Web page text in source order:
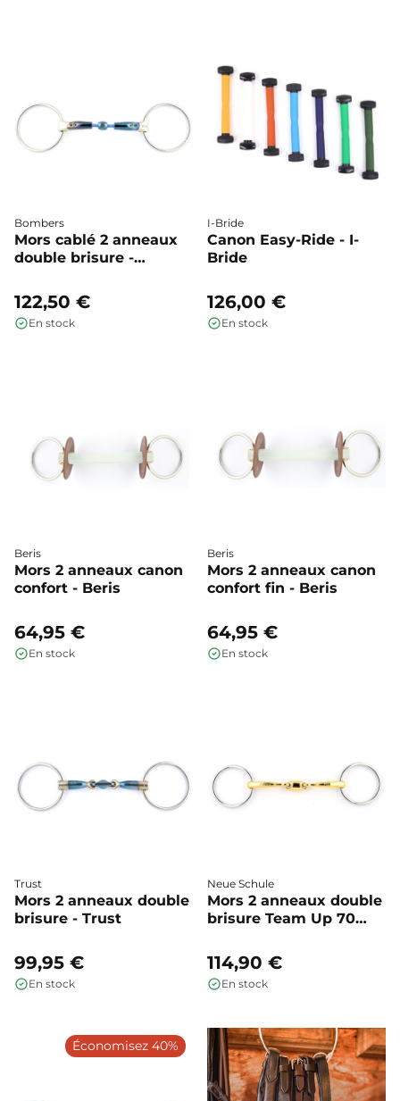
Bombers
Mors cablé 2 anneaux
double brisure -
122,50 €
En stock
I-Bride
Canon Easy-Ride - I-
Bride
126,00 €
En stock
Beris
Mors 2 anneaux canon
confort - Beris
64,95 €
En stock
Beris
Mors 2 anneaux canon
confort fin - Beris
64,95 €
En stock
Trust
Mors 2 anneaux double
brisure - Trust
99,95 €
En stock
Neue Schule
Mors 2 anneaux double
brisure Team Up 70
114,90 €
En stock
Économisez 40%